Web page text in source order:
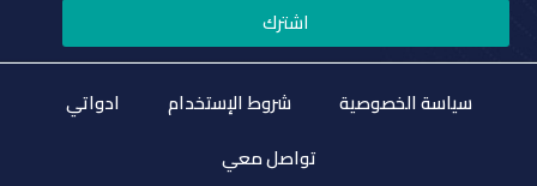
اشترك
سياسة الخصوصية شروط الإستخدام
ادواتي
تواصل معي